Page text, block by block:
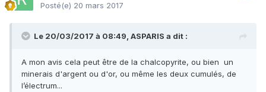
Posté(e) 20 mars 2017
Le 20/03/2017 à 08:49, ASPARIS a dit :
A mon avis cela peut être de la chalcopyrite, ou bien un
minerais d'argent ou d'or, ou même les deux cumulés, de
l’électrum...